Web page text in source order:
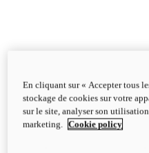
En cliquant sur « Accepter tous
stockage de cookies sur votre
sur le site, analyser son
marketing.
Cookie policy